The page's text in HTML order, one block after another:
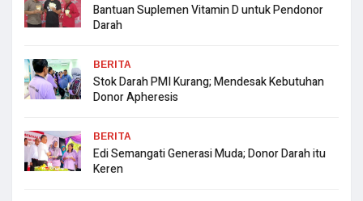
Bantuan Suplemen Vitamin D untuk Pendonor
Darah
BERITA
Stok Darah PMI Kurang; Mendesak Kebutuhan
Donor Apheresis
BERITA
Edi Semangati Generasi Muda; Donor Darah itu
Keren